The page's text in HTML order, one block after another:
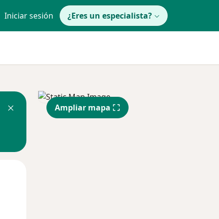
Iniciar sesión ¿Eres un especialista?
Ampliar mapa